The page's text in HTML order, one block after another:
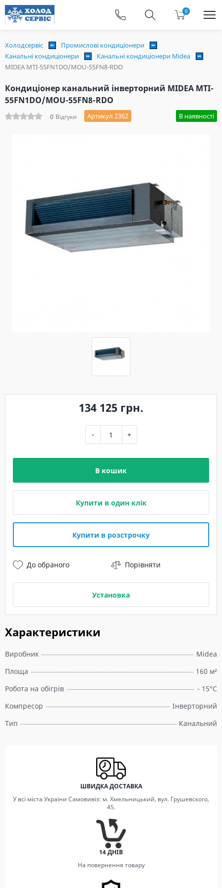
0
Холодсервіс
Промислові кондиціонери
Канальні кондиціонери
Канальні кондиціонери Midea
MIDEA MTI-55FN1DO/MOU-55FN8-RDO
Кондиціонер канальний інверторний MIDEA MTI-
55FN1DO/MOU-55FN8-RDO
0 Відгуки Артикул 2362 В наявності
Характеристики
Виробник
Midea
Площа
160 м²
Робота на обігрів
- 15°C
Компресор
Інверторний
Тип
Канальний
134 125 грн.
- +
В кошик
Купити в один клік
Купити в розстрочку
До обраного Порівняти
Установка
ШВИДКА ДОСТАВКА
У всі міста України Самовивіз: м. Хмельницький, вул. Грушевского,
45.
14 ДНІВ
На повернення товару